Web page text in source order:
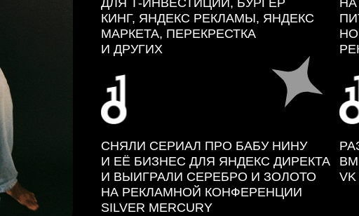
ДЛЯ Т-ИНВЕСТИЦИЙ, БУРГЕР
КИНГ, ЯНДЕКС РЕКЛАМЫ, ЯНДЕКС
МАРКЕТА, ПЕРЕКРЕСТКА
И ДРУГИХ
СНЯЛИ СЕРИАЛ ПРО БАБУ НИНУ
И ЕЁ БИЗНЕС ДЛЯ ЯНДЕКС ДИРЕКТА
И ВЫИГРАЛИ СЕРЕБРО И ЗОЛОТО
НА РЕКЛАМНОЙ КОНФЕРЕНЦИИ
SILVER MERCURY
VK